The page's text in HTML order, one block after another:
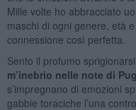
Mille volte ho abbracciato
maschi di ogni genere, età
connessione così perfetta.
Sento il profumo
m’inebrio nelle note di
s’impregnano di emozioni
gabbie toraciche l’una